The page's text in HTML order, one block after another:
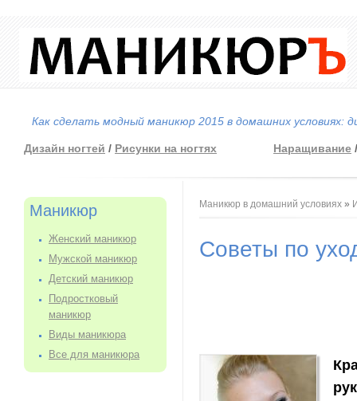
Как сделать модный маникюр 2015 в домашних условиях:
Дизайн ногтей / Рисунки на ногтях Наращивание
Маникюр
Женский маникюр
Мужской маникюр
Детский маникюр
Подростковый
маникюр
Виды маникюра
Все для маникюра
Вы здесь
Маникюр в домашний условиях »
Советы по